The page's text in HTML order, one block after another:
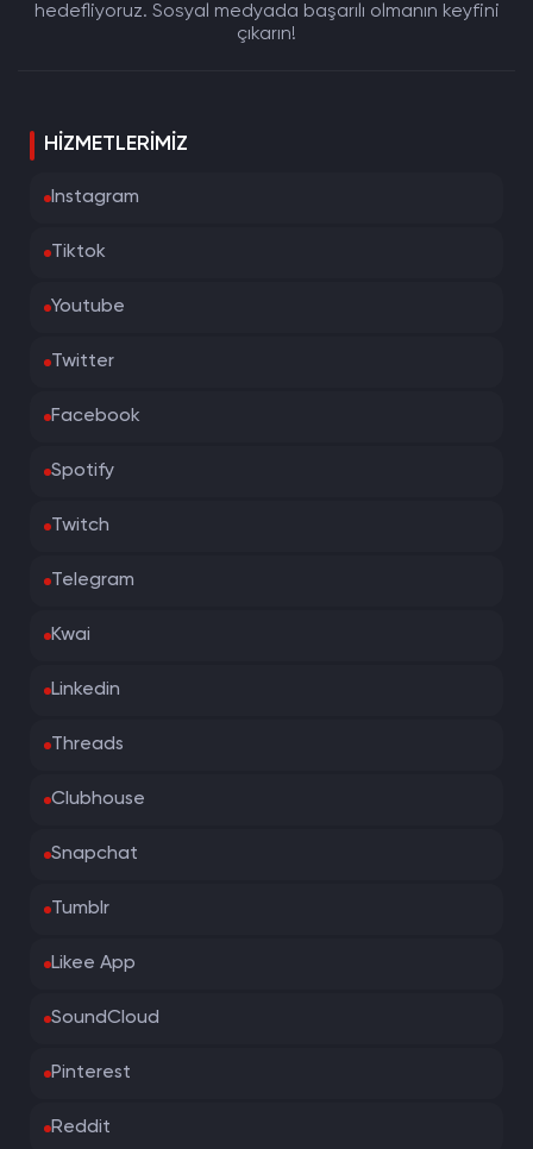
hedefliyoruz. Sosyal medyada başarılı olmanın keyfini
çıkarın!
HIZMETLERIMIZ
Instagram
Tiktok
Youtube
Twitter
Facebook
Spotify
Twitch
Telegram
Kwai
Linkedin
Threads
Clubhouse
Snapchat
Tumblr
Likee App
SoundCloud
Pinterest
Reddit